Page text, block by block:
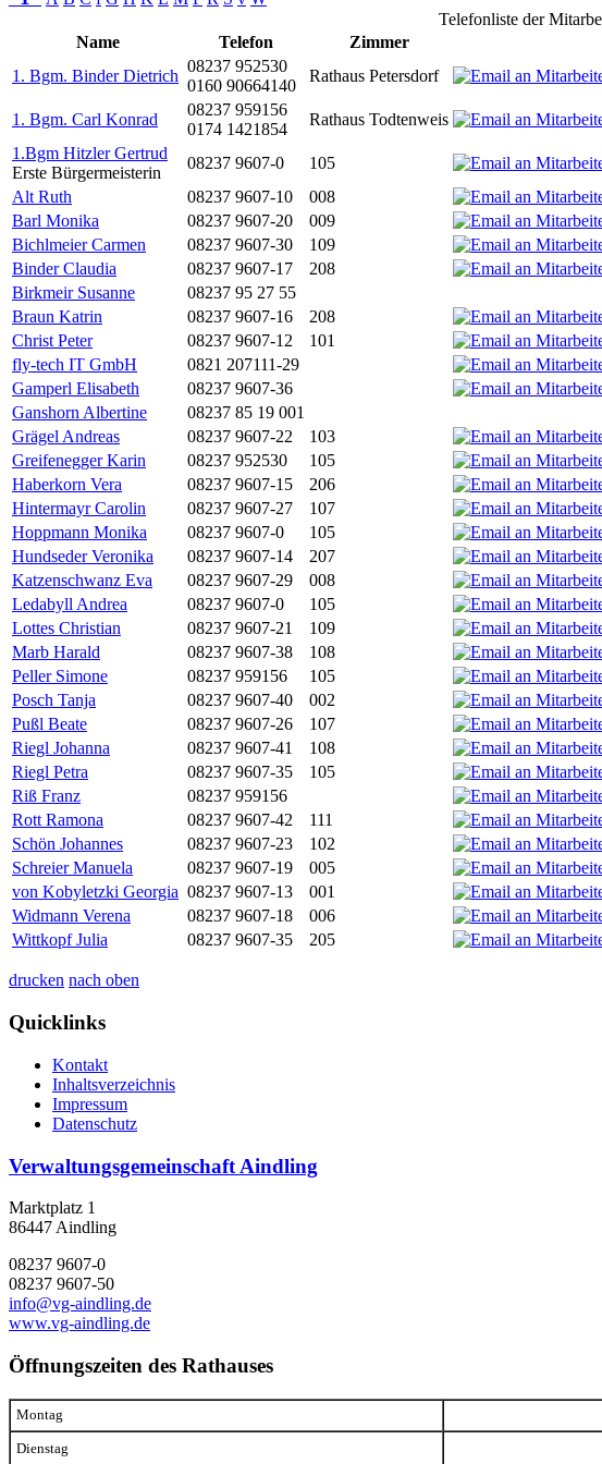
Telefonliste der
Name
Telefon Zimmer
1. Bgm. Binder Dietrich
08237 952530
0160 90664140
Rathaus Petersdorf
1. Bgm. Carl Konrad
08237 959156
0174 1421854
Rathaus Todtenweis
1.Bgm Hitzler Gertrud
Erste Bürgermeisterin
08237 9607-0 105
Alt Ruth
08237 9607-10 008
Barl Monika
08237 9607-20 009
Bichlmeier Carmen
08237 9607-30 109
Binder Claudia
08237 9607-17 208
Birkmeir Susanne
08237 95 27 55
Braun Katrin
08237 9607-16 208
Christ Peter
08237 9607-12 101
fly-tech IT GmbH
0821 207111-29
Gamperl Elisabeth
08237 9607-36
Ganshorn Albertine
08237 85 19 001
Grägel Andreas
08237 9607-22 103
Greifenegger Karin
08237 952530 105
Haberkorn Vera
08237 9607-15 206
Hintermayr Carolin
08237 9607-27 107
Hoppmann Monika
08237 9607-0 105
Hundseder Veronika
08237 9607-14 207
Katzenschwanz Eva
08237 9607-29 008
Ledabyll Andrea
08237 9607-0 105
Lottes Christian
08237 9607-21 109
Marb Harald
08237 9607-38 108
Peller Simone
08237 959156 105
Posch Tanja
08237 9607-40 002
Pußl Beate
08237 9607-26 107
Riegl Johanna
08237 9607-41 108
Riegl Petra
08237 9607-35 105
Riß Franz
08237 959156
Rott Ramona
08237 9607-42 111
Schön Johannes
08237 9607-23 102
Schreier Manuela
08237 9607-19 005
von Kobyletzki Georgia 08237 9607-13 001
Widmann Verena
08237 9607-18 006
Wittkopf Julia
08237 9607-35 205
drucken nach oben
Quicklinks
Kontakt
Inhaltsverzeichnis
Impressum
Datenschutz
Verwaltungsgemeinschaft Aindling
Marktplatz 1
86447 Aindling
08237 9607-0
08237 9607-50
info@vg-aindling.de
www.vg-aindling.de
Öffnungszeiten des Rathauses
Montag
Dienstag